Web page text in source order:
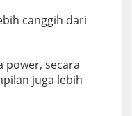
canggih dari
power, secara
juga lebih